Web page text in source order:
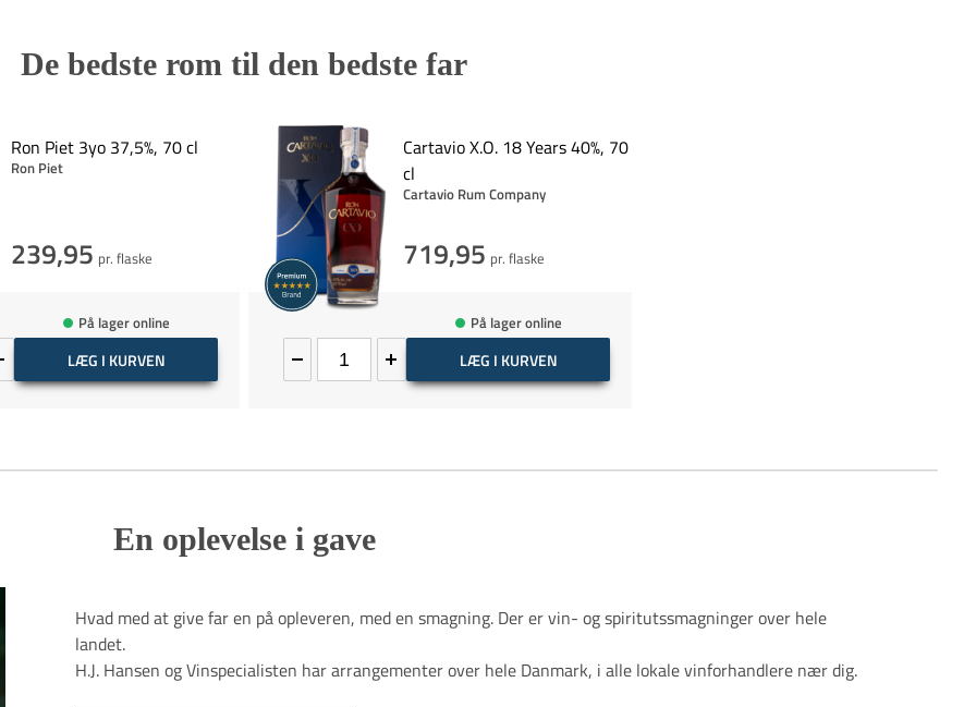
De bedste rom til den bedste far
Ron Piet 3yo 37,5%, 70 cl
Ron Piet
239,95 pr. flaske
På lager online
LÆG I KURVEN
Cartavio X.O. 18 Years 40%, 70
cl
Cartavio Rum Company
719,95 pr. flaske
På lager online
LÆG I KURVEN
En oplevelse i gave
Hvad med at give far en på opleveren, med en smagning. Der er vin- og spiritutssmagninger over hele
landet.
H.J. Hansen og Vinspecialisten har arrangementer over hele Danmark, i alle lokale vinforhandlere nær dig.